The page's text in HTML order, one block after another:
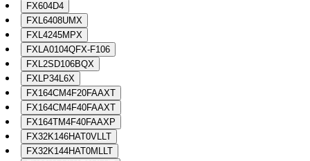
FX604D4
FXL6408UMX
FXL4245MPX
FXLA0104QFX-F106
FXL2SD106BQX
FXLP34L6X
FX164CM4F20FAAXT
FX164CM4F40FAAXT
FX164TM4F40FAAXP
FX32K146HAT0VLLT
FX32K144HAT0MLLT